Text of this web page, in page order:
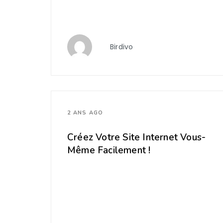
Birdivo
2 ANS AGO
Créez Votre Site Internet Vous-
Même Facilement !